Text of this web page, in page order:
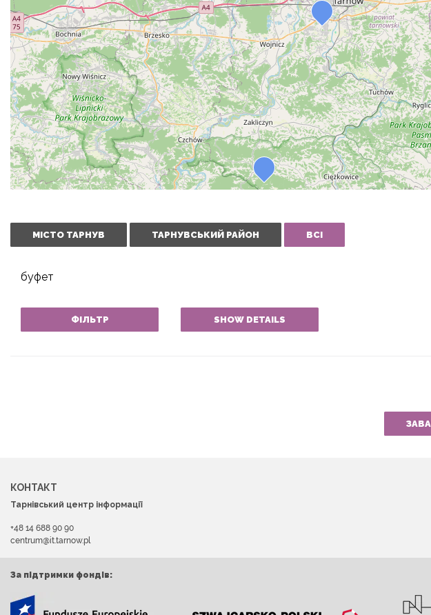
МІСТО ТАРНУВ ТАРНУВСЬКИЙ РАЙОН ВСІ
буфет
ФІЛЬТР SHOW DETAILS
КОНТАКТ
Тарнівський центр інформації
+48 14 688 90 90
centrum@it.tarnow.pl
За підтримки фондів: